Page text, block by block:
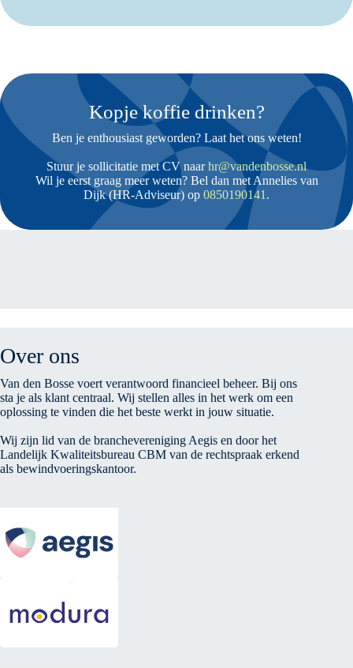
Kopje koffie drinken?
Ben je enthousiast geworden? Laat het ons weten!
Stuur je sollicitatie met CV naarhr@vandenbosse.nl
Wil je eerst graag meer weten? Bel dan met Annelies van
Dijk (HR-Adviseur) op 0850190141 .
Over ons
Van den Bosse voert verantwoord financieel beheer. Bij ons
sta je als klant centraal. Wij stellen alles in het werk om een
oplossing te vinden die het beste werkt in jouw situatie.
Wij zijn lid van de branchevereniging Aegis en door het
Landelijk Kwaliteitsbureau CBM van de rechtspraak erkend
als bewindvoeringskantoor.